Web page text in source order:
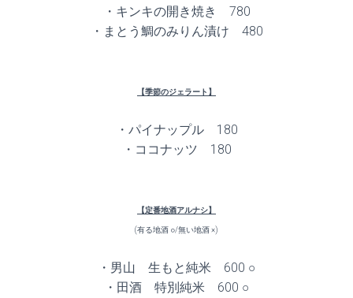
・キンキの開き焼き 780
・まとう鯛のみりん漬け 480
【季節のジェラート】
・パイナップル 180
・ココナッツ 180
【定番地酒アルナシ】
(有る地酒 ○/無い地酒 ×)
・男山 生もと純米 600 ○
・田酒 特別純米 600 ○